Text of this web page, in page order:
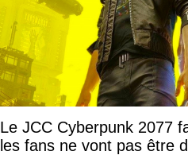
Le JCC Cyberpunk 2077
les fans ne vont pas être